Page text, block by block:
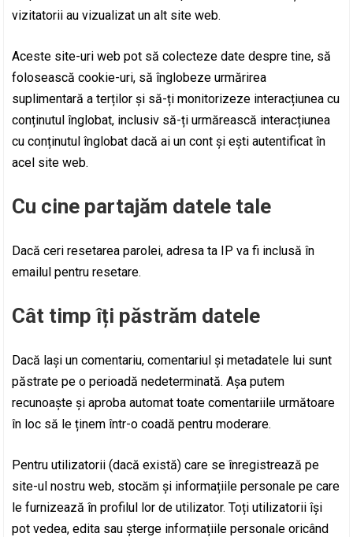
vizitatorii au vizualizat un alt site web.
Aceste site-uri web pot să colecteze date despre tine, să
folosească cookie-uri, să înglobeze urmărirea
suplimentară a terților și să-ți monitorizeze interacțiunea cu
conținutul înglobat, inclusiv să-ți urmărească interacțiunea
cu conținutul înglobat dacă ai un cont și ești autentificat în
acel site web.
Cu cine partajăm datele tale
Dacă ceri resetarea parolei, adresa ta IP va fi inclusă în
emailul pentru resetare.
Cât timp îți păstrăm datele
Dacă lași un comentariu, comentariul și metadatele lui sunt
păstrate pe o perioadă nedeterminată. Așa putem
recunoaște și aproba automat toate comentariile următoare
în loc să le ținem într-o coadă pentru moderare.
Pentru utilizatorii (dacă există) care se înregistrează pe
site-ul nostru web, stocăm și informațiile personale pe care
le furnizează în profilul lor de utilizator. Toți utilizatorii își
pot vedea, edita sau șterge informațiile personale oricând